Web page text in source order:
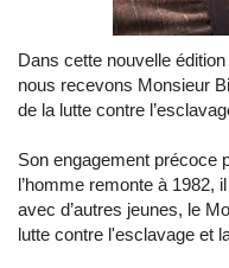
Dans cette nouvelle
nous recevons Monsieur
de la lutte contre
Son engagement précoce
l’homme remonte à 1982,
avec d’autres jeunes, le
lutte contre l'esclavage et